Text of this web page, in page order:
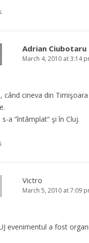
↓
Adrian Ciubotaru
March 4, 2010 at 3:14
când cineva din
a “întâmplat” şi în Cluj.
↓
Victro
March 5, 2010 at 7:09
evenimentul a fost